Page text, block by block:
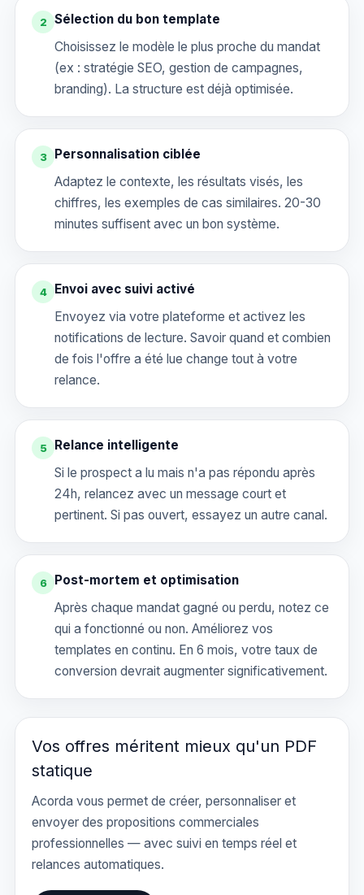
2
Sélection du bon template
Choisissez le modèle le plus proche du mandat
(ex : stratégie SEO, gestion de campagnes,
branding). La structure est déjà optimisée.
3
Personnalisation ciblée
Adaptez le contexte, les résultats visés, les
chiffres, les exemples de cas similaires. 20-30
minutes suffisent avec un bon système.
4
Envoi avec suivi activé
Envoyez via votre plateforme et activez les
notifications de lecture. Savoir quand et combien
de fois l'offre a été lue change tout à votre
relance.
5
Relance intelligente
Si le prospect a lu mais n'a pas répondu après
24h, relancez avec un message court et
pertinent. Si pas ouvert, essayez un autre canal.
6
Post-mortem et optimisation
Après chaque mandat gagné ou perdu, notez ce
qui a fonctionné ou non. Améliorez vos
templates en continu. En 6 mois, votre taux de
conversion devrait augmenter significativement.
Vos offres méritent mieux qu'un PDF
statique
Acorda vous permet de créer, personnaliser et
envoyer des propositions commerciales
professionnelles — avec suivi en temps réel et
relances automatiques.